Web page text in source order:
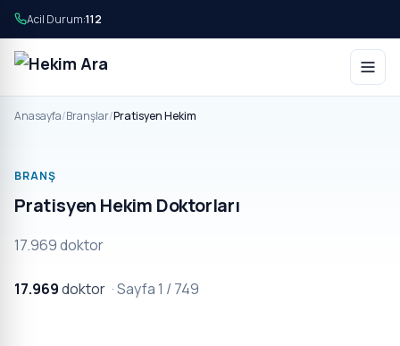
Acil Durum:112
Anasayfa/Branşlar/Pratisyen Hekim
BRANŞ
Pratisyen Hekim Doktorları
17.969 doktor
17.969doktor · Sayfa 1 / 749